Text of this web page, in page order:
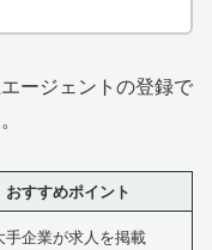
ージェントの登録で
おすすめポイント
手企業が求人を掲載